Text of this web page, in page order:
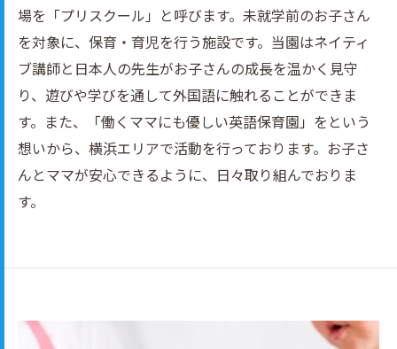
場を「プリスクール」と呼びます。未就学前のお子さん
を対象に、保育・育児を行う施設です。当園はネイティ
ブ講師と日本人の先生がお子さんの成長を温かく見守
り、遊びや学びを通して外国語に触れることができま
す。また、「働くママにも優しい英語保育園」をという
想いから、横浜エリアで活動を行っております。お子さ
んとママが安心できるように、日々取り組んでおりま
す。